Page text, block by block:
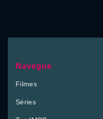
Navegue
Filmes
Séries